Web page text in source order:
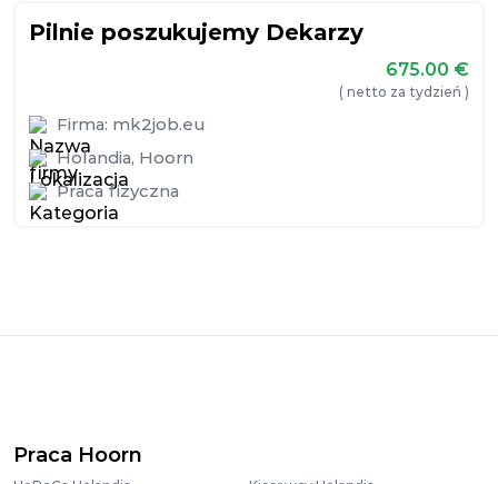
Pilnie poszukujemy Dekarzy
675.00 €
( netto za tydzień )
Firma: mk2job.eu
Holandia, Hoorn
Praca fizyczna
Praca Hoorn